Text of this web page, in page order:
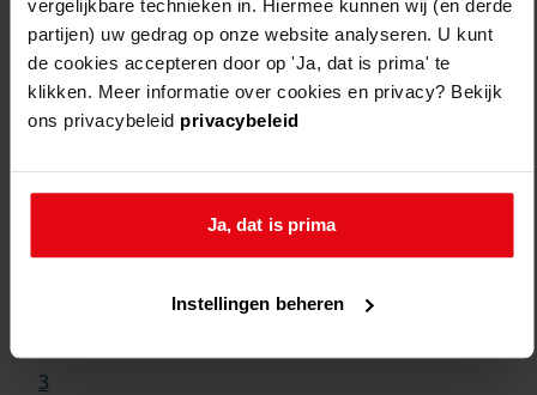
vergelijkbare technieken in. Hiermee kunnen wij (en derde
partijen) uw gedrag op onze website analyseren. U kunt
de cookies accepteren door op 'Ja, dat is prima' te
klikken. Meer informatie over cookies en privacy? Bekijk
ons privacybeleid privacybeleid
Ja, dat is prima
Instellingen beheren
3